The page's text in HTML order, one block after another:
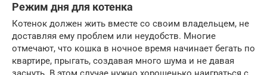
Режим дня для котенка
Котенок должен жить вместе со своим владельцем, не
доставляя ему проблем или неудобств. Многие
отмечают, что кошка в ночное время начинает бегать по
квартире, прыгать, создавая много шума и не давая